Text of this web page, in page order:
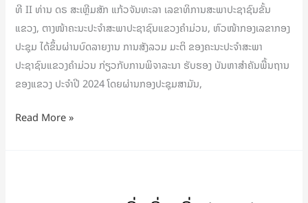
ທີ II ທ່ານ ດຣ ສະເຫຼີມສັກ ແກ້ວຈັນທະລາ ເລຂາທິການສະພາປະຊາຊົນຂັ້ນ
ແຂວງ, ຕາງໜ້າຄະນະປະຈໍາສະພາປະຊາຊົນແຂວງຄໍາມ່ວນ, ຫົວໜ້າກອງເລຂາກອງ
ປະຊຸມ ໄດ້ຂຶ້ນຜ່ານບົດລາຍງານ ການສັງລວມ ມະຕິ ຂອງຄະນະປະຈໍາສະພາ
ປະຊາຊົນແຂວງຄໍາມ່ວນ ກ່ຽວກັບການພິຈາລະນາ ຮັບຮອງ ບັນຫາສໍາຄັນພື້ນຖານ
ຂອງແຂວງ ປະຈໍາປີ 2024 ໂດຍຜ່ານກອງປະຊຸມສາມັນ,
Read More »